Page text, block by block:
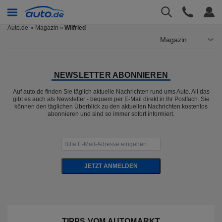
Auto.de Magazin » Wilfried
Magazin
NEWSLETTER ABONNIEREN
Auf auto.de finden Sie täglich aktuelle Nachrichten rund ums Auto. All das
gibt es auch als Newsletter - bequem per E-Mail direkt in Ihr Postfach. Sie
können den täglichen Überblick zu den aktuellen Nachrichten kostenlos
abonnieren und sind so immer sofort informiert.
JETZT ANMELDEN